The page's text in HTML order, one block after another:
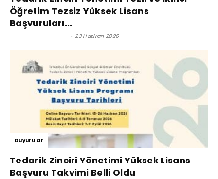
Öğretim Tezsiz Yüksek Lisans
Başvuruları...
- 23 Haziran 2026
Duyurular
Tedarik Zinciri Yönetimi Yüksek Lisans
Başvuru Takvimi Belli Oldu